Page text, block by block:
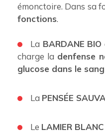
émonctoire. Dans sa
fonctions.
La BARDANE BIO
charge la denfense
glucose dans le
La PENSÉE
Le LAMIER